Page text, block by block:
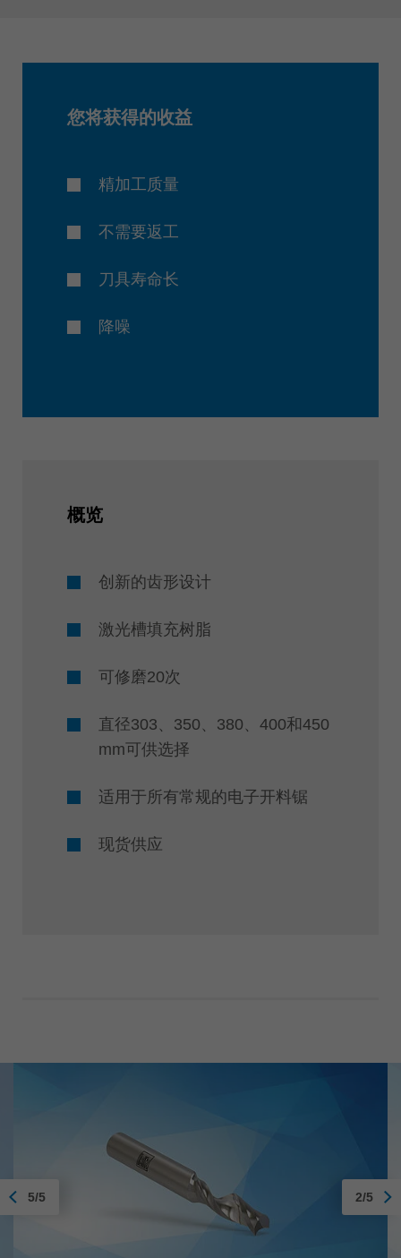
您将获得的收益
精加工质量
不需要返工
刀具寿命长
降噪
概览
创新的齿形设计
激光槽填充树脂
可修磨20次
直径303、350、380、400和450
mm可供选择
适用于所有常规的电子开料锯
现货供应
5/5 2/5